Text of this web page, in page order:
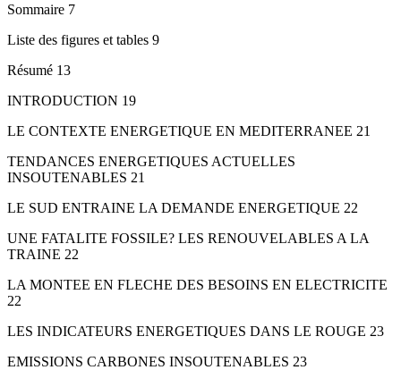
Sommaire 7
Liste des figures et tables 9
Résumé 13
INTRODUCTION 19
LE CONTEXTE ENERGETIQUE EN MEDITERRANEE 21
TENDANCES ENERGETIQUES ACTUELLES
INSOUTENABLES 21
LE SUD ENTRAINE LA DEMANDE ENERGETIQUE 22
UNE FATALITE FOSSILE? LES RENOUVELABLES A LA
TRAINE 22
LA MONTEE EN FLECHE DES BESOINS EN ELECTRICITE
22
LES INDICATEURS ENERGETIQUES DANS LE ROUGE 23
EMISSIONS CARBONES INSOUTENABLES 23